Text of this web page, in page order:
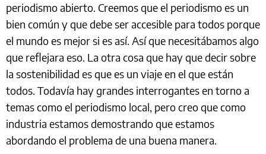
periodismo abierto. Creemos que el periodismo es un
bien común y que debe ser accesible para todos porque
el mundo es mejor si es así. Así que necesitábamos algo
que reflejara eso. La otra cosa que hay que decir sobre
la sostenibilidad es que es un viaje en el que están
todos. Todavía hay grandes interrogantes en torno a
temas como el periodismo local, pero creo que como
industria estamos demostrando que estamos
abordando el problema de una buena manera.